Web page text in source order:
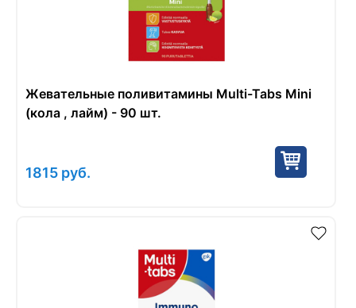
​​​​​​​Жевательные поливитамины Multi-Tabs Mini
(кола , лайм) - 90 шт.
1815 руб.